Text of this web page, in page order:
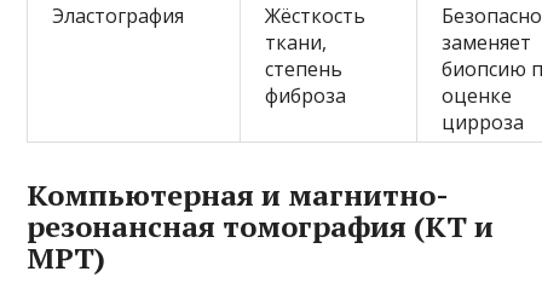
Эластография
Жёсткость
ткани,
степень
фиброза
заменяет
биопсию
оценке
цирроза
Компьютерная и магнитно-
резонансная томография (КТ и
МРТ)